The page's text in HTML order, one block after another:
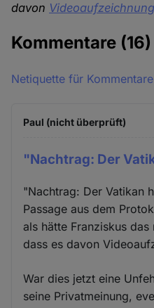
davon
Kommentare (16)
Netiquette für Kommentare
Paul (nicht überprüft)
"Nachtrag: Der
"Nachtrag: Der Vatikan
Passage aus dem
als hätte Franziskus
dass es davon
War dies jetzt eine
seine Privatmeinung,